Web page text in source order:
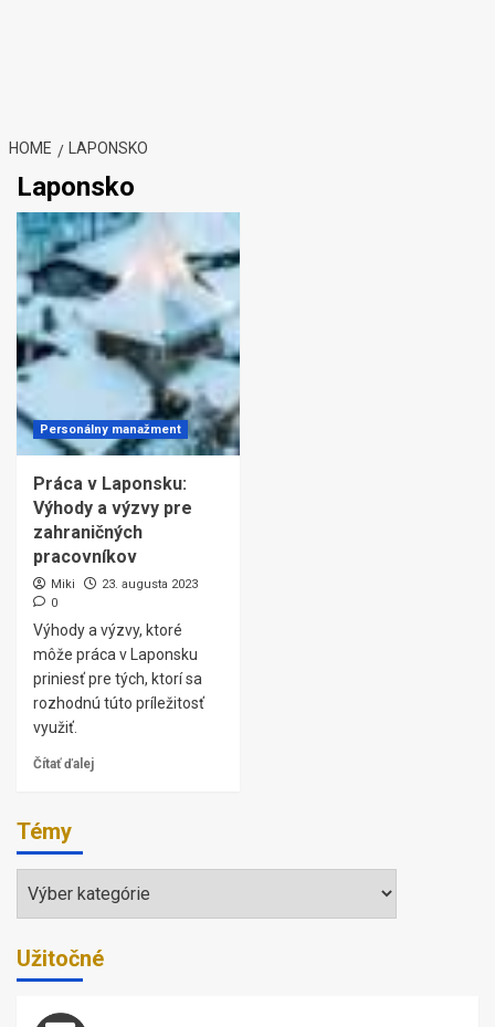
HOME LAPONSKO
Laponsko
Personálny manažment
Práca v Laponsku:
Výhody a výzvy pre
zahraničných
pracovníkov
Miki
23. augusta 2023
0
Výhody a výzvy, ktoré
môže práca v Laponsku
priniesť pre tých, ktorí sa
rozhodnú túto príležitosť
využiť.
Čítať ďalej
Témy
Témy
Užitočné